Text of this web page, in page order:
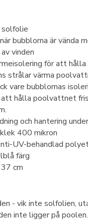
bubblorna är vända
vinden
för att
strålar värma
vare bubblornas
hålla poolvattnet
och hantering
400 mikron
UV-behandlad
färg
cm
- vik inte solfolien,
inte ligger på poolen.